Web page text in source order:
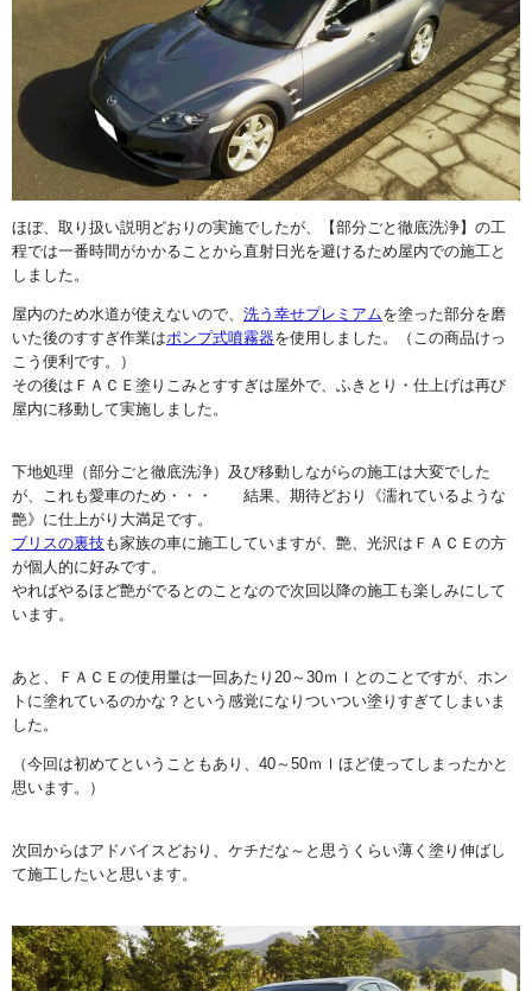
ほぼ、取り扱い説明どおりの実施でしたが、【部分ごと徹底洗浄】の工
程では一番時間がかかることから直射日光を避けるため屋内での施工と
しました。
屋内のため水道が使えないので、 洗う幸せプレミアムを塗った部分を磨
いた後のすすぎ作業はポンプ式噴霧器を使用しました。（この商品けっ
こう便利です。）
その後はＦＡＣＥ塗りこみとすすぎは屋外で、ふきとり・仕上げは再び
屋内に移動して実施しました。
下地処理（部分ごと徹底洗浄）及び移動しながらの施工は大変でした
が、これも愛車のため・・・ 結果、期待どおり《濡れているような
艶》に仕上がり大満足です。
ブリスの裏技も家族の車に施工していますが、艶、光沢はＦＡＣＥの方
が個人的に好みです。
やればやるほど艶がでるとのことなので次回以降の施工も楽しみにして
います。
あと、ＦＡＣＥの使用量は一回あたり20～30ｍｌとのことですが、ホン
トに塗れているのかな？という感覚になりついつい塗りすぎてしまいま
した。
（今回は初めてということもあり、40～50ｍｌほど使ってしまったかと
思います。）
次回からはアドバイスどおり、ケチだな～と思うくらい薄く塗り伸ばし
て施工したいと思います。